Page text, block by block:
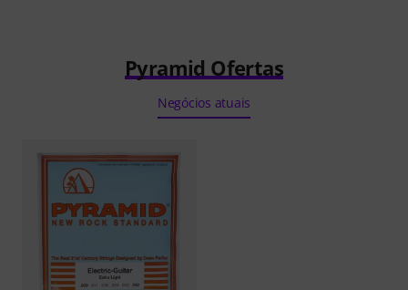
Pyramid Ofertas
Negócios atuais